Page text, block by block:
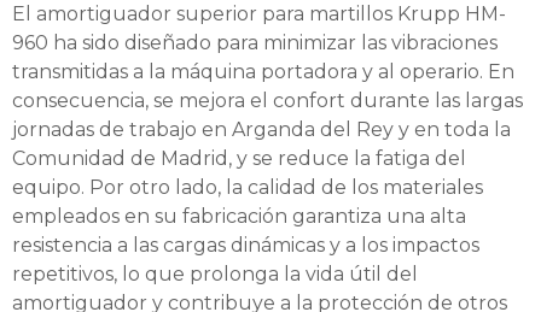
El amortiguador superior para martillos Krupp HM-
960 ha sido diseñado para minimizar las vibraciones
transmitidas a la máquina portadora y al operario. En
consecuencia, se mejora el confort durante las largas
jornadas de trabajo en Arganda del Rey y en toda la
Comunidad de Madrid, y se reduce la fatiga del
equipo. Por otro lado, la calidad de los materiales
empleados en su fabricación garantiza una alta
resistencia a las cargas dinámicas y a los impactos
repetitivos, lo que prolonga la vida útil del
amortiguador y contribuye a la protección de otros